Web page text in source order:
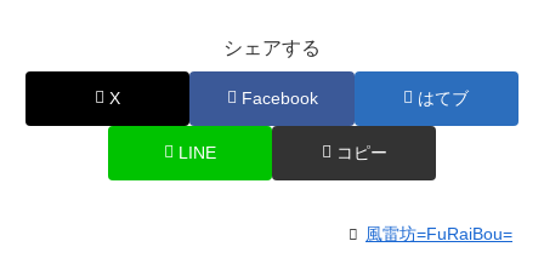
シェアする
X Facebook はてブ
LINE コピー
風雷坊=FuRaiBou=